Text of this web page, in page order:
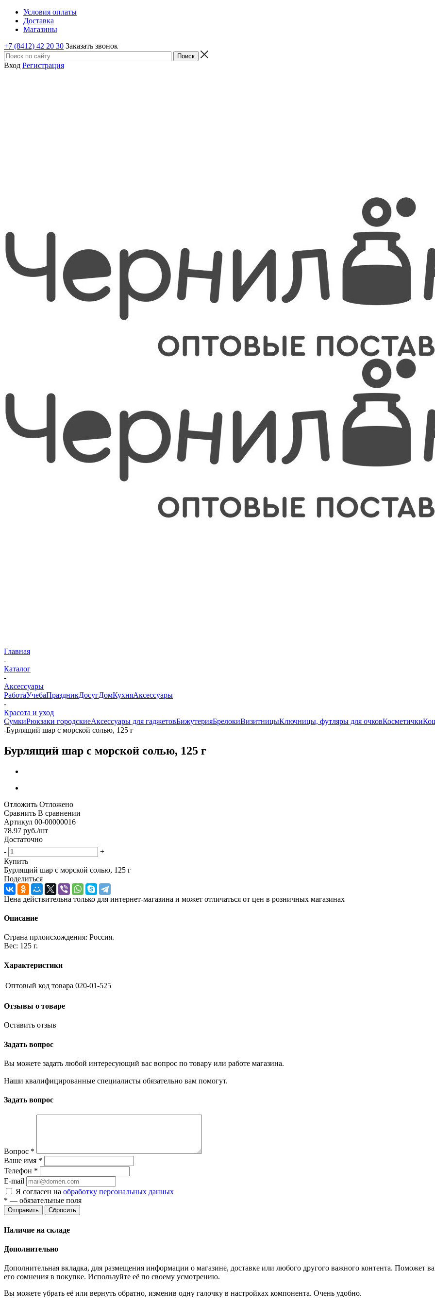
Условия оплаты
Доставка
Магазины
+7 (8412) 42 20 30 Заказать звонок
Вход Регистрация
Главная
-
Каталог
-
Аксессуары
РаботаУчебаПраздникДосугДомКухняАксессуары
-
Красота и уход
СумкиРюкзаки городскиеАксессуары для гаджетовБижутерияБрелокиВизитницыКлючницы, футляры для очковКосметички
-Бурлящий шар с морской солью, 125 г
Бурлящий шар с морской солью, 125 г
Отложить Отложено
Сравнить В сравнении
Артикул 00-00000016
78.97 руб./шт
Достаточно
-
+
Купить
Бурлящий шар с морской солью, 125 г
Поделиться
Цена действительна только для интернет-магазина и может отличаться от цен в розничных магазинах
Описание
Страна прлоисхождения: Россия.
Вес: 125 г.
Характеристики
Оптовый код товара 020-01-525
Отзывы о товаре
Оставить отзыв
Задать вопрос
Вы можете задать любой интересующий вас вопрос по товару или работе магазина.
Наши квалифицированные специалисты обязательно вам помогут.
Задать вопрос
Вопрос *
Ваше имя *
Телефон *
E-mail
Я согласен на обработку персональных данных
* — обязательные поля
Отправить Сбросить
Наличие на складе
Дополнительно
Дополнительная вкладка, для размещения информации о магазине, доставке или любого другого важного контента. Поможет
его сомнения в покупке. Используйте её по своему усмотрению.
Вы можете убрать её или вернуть обратно, изменив одну галочку в настройках компонента. Очень удобно.